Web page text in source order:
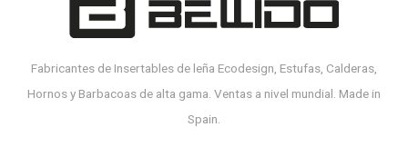
Fabricantes de Insertables de leña Ecodesign, Estufas, Calderas,
Hornos y Barbacoas de alta gama. Ventas a nivel mundial. Made in
Spain.